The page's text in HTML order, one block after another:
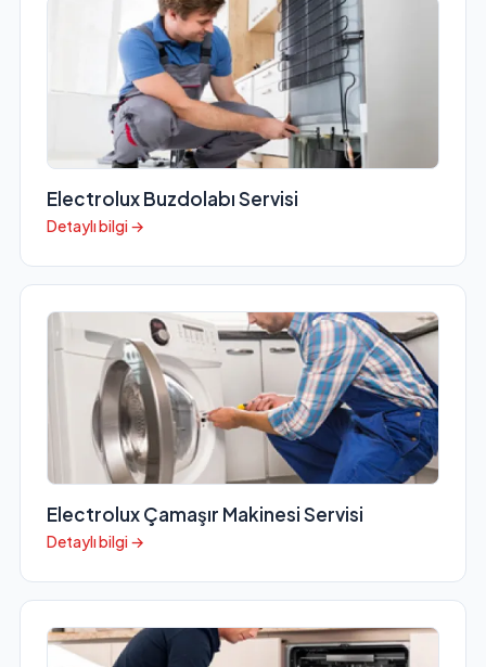
Electrolux Buzdolabı Servisi
Detaylı bilgi →
Electrolux Çamaşır Makinesi Servisi
Detaylı bilgi →